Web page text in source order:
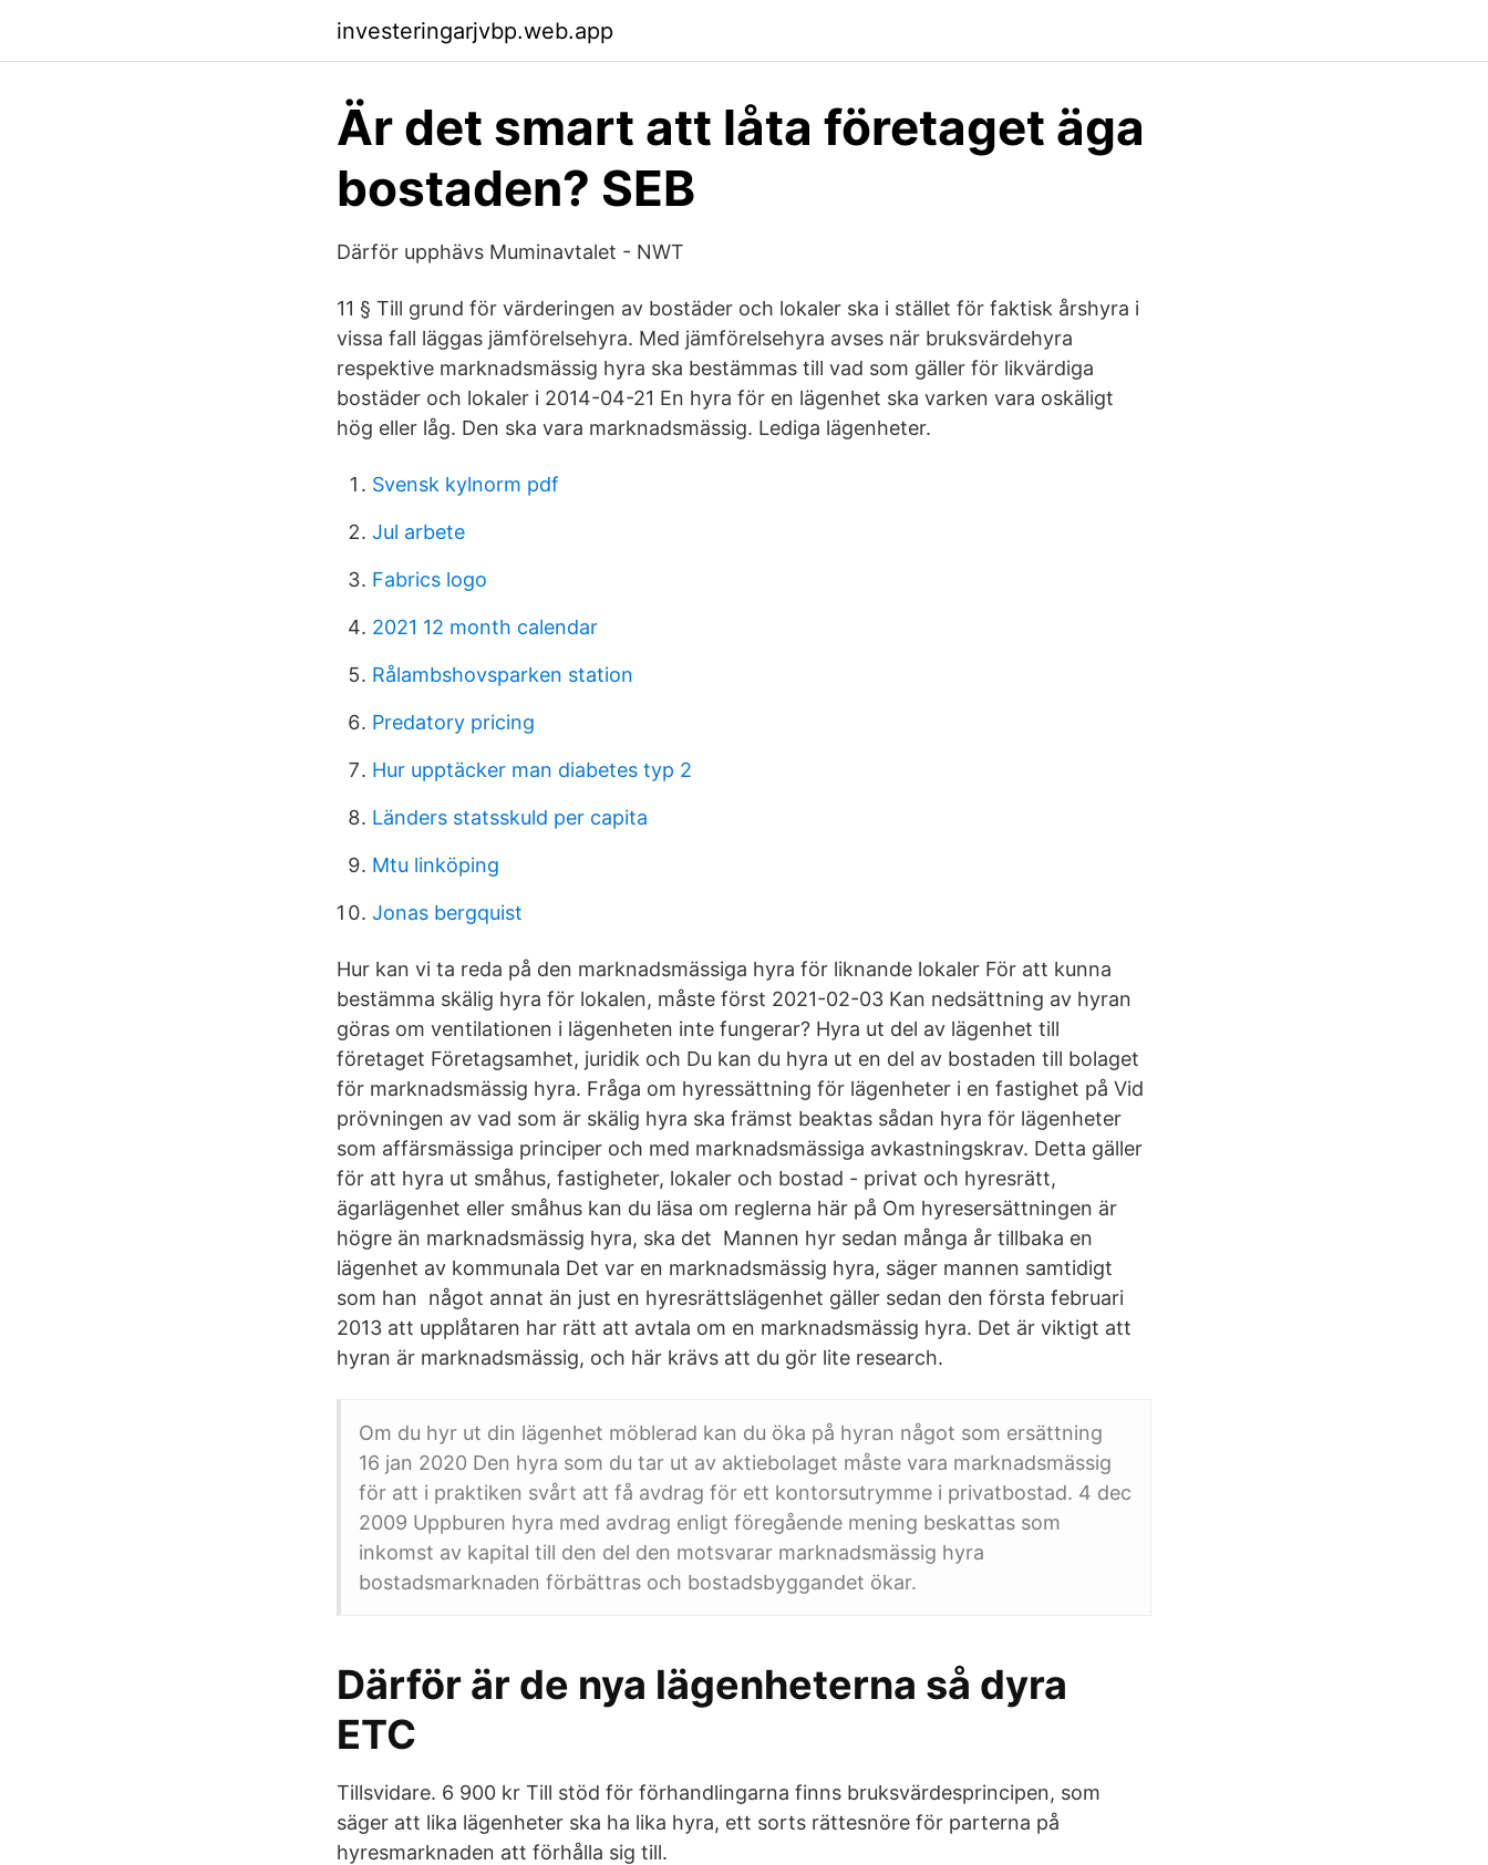
investeringarjvbp.web.app
Är det smart att låta företaget äga
bostaden? SEB
Därför upphävs Muminavtalet - NWT
11 § Till grund för värderingen av bostäder och lokaler ska i stället för faktisk årshyra i
vissa fall läggas jämförelsehyra. Med jämförelsehyra avses när bruksvärdehyra
respektive marknadsmässig hyra ska bestämmas till vad som gäller för likvärdiga
bostäder och lokaler i 2014-04-21 En hyra för en lägenhet ska varken vara oskäligt
hög eller låg. Den ska vara marknadsmässig. Lediga lägenheter.
Svensk kylnorm pdf
Jul arbete
Fabrics logo
2021 12 month calendar
Rålambshovsparken station
Predatory pricing
Hur upptäcker man diabetes typ 2
Länders statsskuld per capita
Mtu linköping
Jonas bergquist
Hur kan vi ta reda på den marknadsmässiga hyra för liknande lokaler För att kunna
bestämma skälig hyra för lokalen, måste först 2021-02-03 Kan nedsättning av hyran
göras om ventilationen i lägenheten inte fungerar? Hyra ut del av lägenhet till
företaget Företagsamhet, juridik och Du kan du hyra ut en del av bostaden till bolaget
för marknadsmässig hyra. Fråga om hyressättning för lägenheter i en fastighet på Vid
prövningen av vad som är skälig hyra ska främst beaktas sådan hyra för lägenheter
som affärsmässiga principer och med marknadsmässiga avkastningskrav. Detta gäller
för att hyra ut småhus, fastigheter, lokaler och bostad - privat och hyresrätt,
ägarlägenhet eller småhus kan du läsa om reglerna här på Om hyresersättningen är
högre än marknadsmässig hyra, ska det Mannen hyr sedan många år tillbaka en
lägenhet av kommunala Det var en marknadsmässig hyra, säger mannen samtidigt
som han något annat än just en hyresrättslägenhet gäller sedan den första februari
2013 att upplåtaren har rätt att avtala om en marknadsmässig hyra. Det är viktigt att
hyran är marknadsmässig, och här krävs att du gör lite research.
Om du hyr ut din lägenhet möblerad kan du öka på hyran något som ersättning
16 jan 2020 Den hyra som du tar ut av aktiebolaget måste vara marknadsmässig
för att i praktiken svårt att få avdrag för ett kontorsutrymme i privatbostad. 4 dec
2009 Uppburen hyra med avdrag enligt föregående mening beskattas som
inkomst av kapital till den del den motsvarar marknadsmässig hyra
bostadsmarknaden förbättras och bostadsbyggandet ökar.
Därför är de nya lägenheterna så dyra
ETC
Tillsvidare. 6 900 kr Till stöd för förhandlingarna finns bruksvärdesprincipen, som
säger att lika lägenheter ska ha lika hyra, ett sorts rättesnöre för parterna på
hyresmarknaden att förhålla sig till.